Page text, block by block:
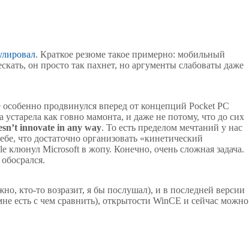
. Краткое резюме такое примерно: мобильный
он просто так пахнет, но аргументы слабоваты даже
продвинулся вперед от концепций Pocket PC
как говно мамонта, и даже не потому, что до сих
innovate in any way. То есть пределом мечтаний у нас
что достаточно организовать «кинетический
клюнул Microsoft в жопу. Конечно, очень сложная задача.
кто-то возразит, я бы послушал), и в последней версии
есть с чем сравнить), открытости WinCE и сейчас можно